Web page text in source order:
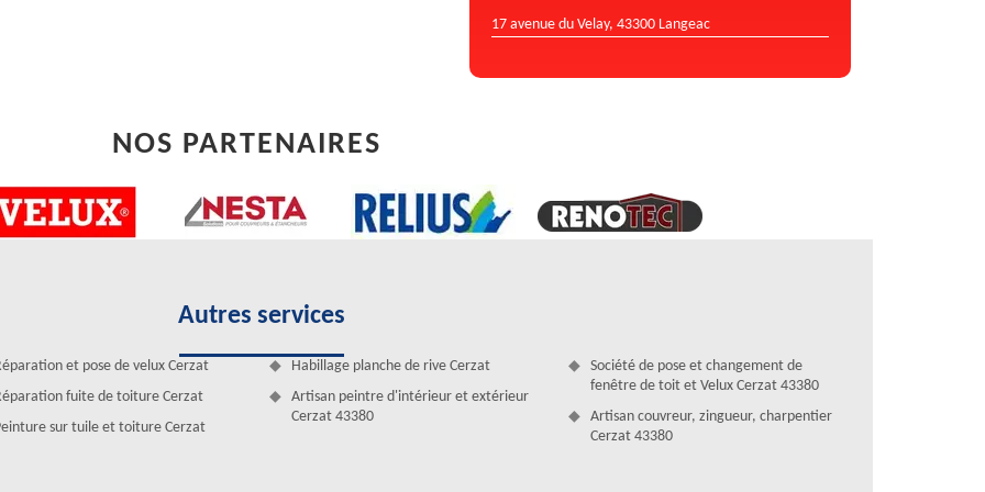
pour effectuer l’entretien et la maintenance de votre gouttière ?
tarif abordable pour le nettoyage quel que soit le type de gouttière
17 avenue du Velay, 43300 Langeac
NOS PARTENAIRES
Autres services
et pose de velux Cerzat
fuite de toiture Cerzat
sur tuile et toiture Cerzat
Habillage planche de rive Cerzat
Artisan peintre d'intérieur et extérieur
Cerzat 43380
Société de pose et changement de
fenêtre de toit et Velux Cerzat 43380
Artisan couvreur, zingueur, charpentier
Cerzat 43380